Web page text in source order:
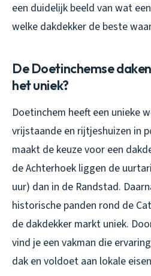
een duidelijk beeld van wat
welke dakdekker de beste
De Doetinchemse
het uniek?
Doetinchem heeft een unieke
vrijstaande en rijtjeshuizen in
maakt de keuze voor een
de Achterhoek liggen de
uur) dan in de Randstad.
historische panden rond de
de dakdekker markt uniek.
vind je een vakman die
dak en voldoet aan lokale